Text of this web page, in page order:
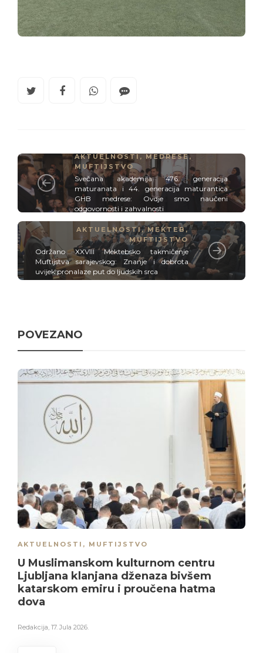
AKTUELNOSTI , MEDRESE,
MUFTIJSTVO
Svečana akademija 476. generacija
maturanata i 44. generacija maturantica
GHB medrese: Ovdje smo naučeni
odgovornosti i zahvalnosti
AKTUELNOSTI,MEKTEB,
MUFTIJSTVO
Održano XXVIII Mektebsko takmičenje
Muftijstva sarajevskog: Znanje i dobrota
uvijek pronalaze put do ljudskih srca
POVEZANO
AKTUELNOSTI , MUFTIJSTVO
U Muslimanskom kulturnom centru
Ljubljana klanjana dženaza bivšem
katarskom emiru i proučena hatma
dova
Redakcija 17. Jula 2026.